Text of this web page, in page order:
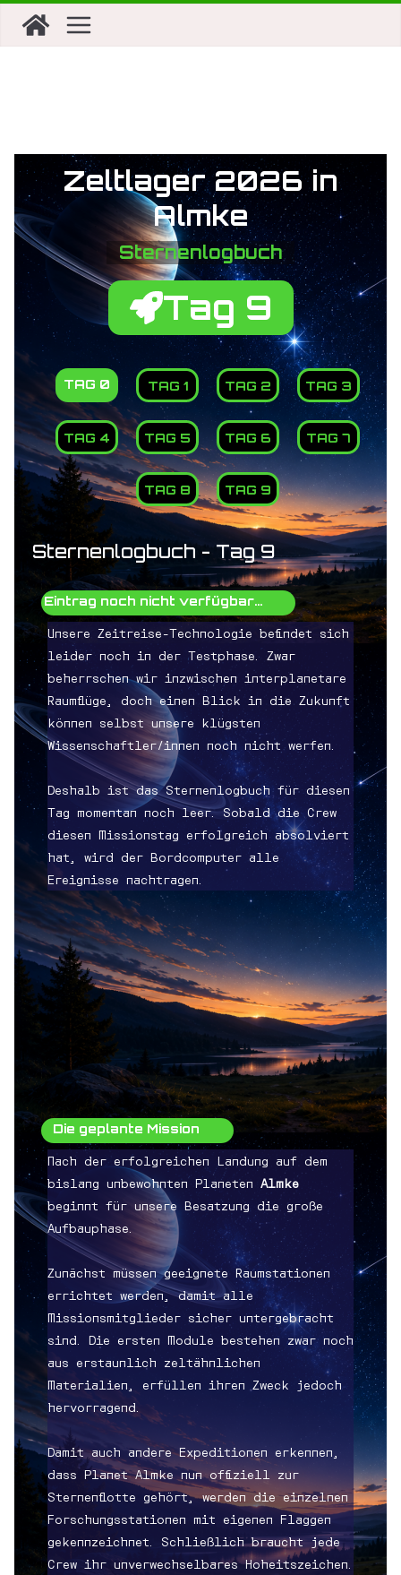
Zeltlager 2026 in
Almke
Sternenlogbuch
Tag 9
TAG 0 TAG 1 TAG 2 TAG 3
TAG 4 TAG 5 TAG 6 TAG 7
TAG 8 TAG 9
Sternenlogbuch - Tag 9
Eintrag noch nicht verfügbar...
Unsere Zeitreise-Technologie befindet sich
leider noch in der Testphase. Zwar
beherrschen wir inzwischen interplanetare
Raumflüge, doch einen Blick in die Zukunft
können selbst unsere klügsten
Wissenschaftler/innen noch nicht werfen.
Deshalb ist das Sternenlogbuch für diesen
Tag momentan noch leer. Sobald die Crew
diesen Missionstag erfolgreich absolviert
hat, wird der Bordcomputer alle
Ereignisse nachtragen.
Die geplante Mission
Nach der erfolgreichen Landung auf dem
bislang unbewohnten Planeten Almke
beginnt für unsere Besatzung die große
Aufbauphase.
Zunächst müssen geeignete Raumstationen
errichtet werden, damit alle
Missionsmitglieder sicher untergebracht
sind. Die ersten Module bestehen zwar noch
aus erstaunlich zeltähnlichen
Materialien, erfüllen ihren Zweck jedoch
hervorragend.
Damit auch andere Expeditionen erkennen,
dass Planet Almke nun offiziell zur
Sternenflotte gehört, werden die einzelnen
Forschungsstationen mit eigenen Flaggen
gekennzeichnet. Schließlich braucht jede
Crew ihr unverwechselbares Hoheitszeichen.